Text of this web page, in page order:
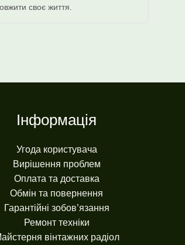
своє життя.
Інформація
Угода користувача
Вирішення проблем
Оплата та доставка
Обмін та повернення
Гарантійні зобов’язання
Ремонт техніки
вінтажних радіол